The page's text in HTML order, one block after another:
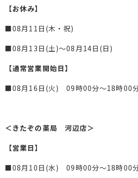
【お休み】
■08月11日(木・祝)
■08月13日(土)～08月14日(日)
【通常営業開始日】
■08月16日(火) 09時00分～18時00
＜きたぞの薬局 河辺店＞
【営業日】
■08月10日(水) 09時00分～18時00